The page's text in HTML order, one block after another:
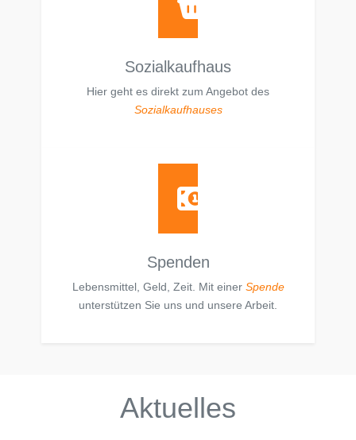
Sozialkaufhaus
Hier geht es direkt zum Angebot des
Sozialkaufhauses
Spenden
Lebensmittel, Geld, Zeit. Mit einer Spende
unterstützen Sie uns und unsere Arbeit.
Aktuelles